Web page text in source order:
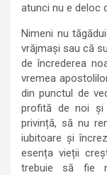
atunci nu e deloc
Nimeni nu
vrăjmași sau că
de încrederea
vremea
din punctul de
profită de noi și
privință, să nu
iubitoare și
esența vieții
trebuie să fie